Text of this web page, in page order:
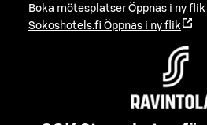
Boka mötesplatser Öppnas i ny flik
Sokoshotels.fi Öppnas i ny flik